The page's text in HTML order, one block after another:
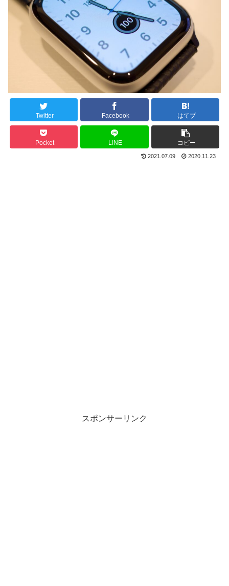
Twitter Facebook はてブ
Pocket LINE コピー
2021.07.09 2020.11.23
スポンサーリンク